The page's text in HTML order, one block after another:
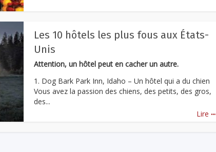
Les 10 hôtels les plus fous aux États-
Unis
Attention, un hôtel peut en cacher un autre.
1. Dog Bark Park Inn, Idaho – Un hôtel qui a du chien
Vous avez la passion des chiens, des petits, des gros,
des...
Lire ...